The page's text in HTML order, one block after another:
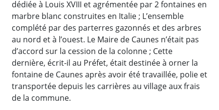
dédiée à Louis XVIII et agrémentée par 2 fontaines en
marbre blanc construites en Italie ; L’ensemble
complété par des parterres gazonnés et des arbres
au nord et à l’ouest. Le Maire de Caunes n’était pas
d’accord sur la cession de la colonne ; Cette
dernière, écrit-il au Préfet, était destinée à orner la
fontaine de Caunes après avoir été travaillée, polie et
transportée depuis les carrières au village aux frais
de la commune.